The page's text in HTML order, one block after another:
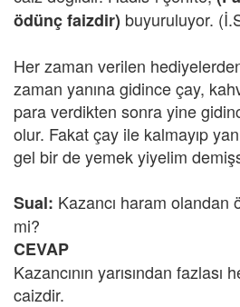
ödünç faizdir) buyuruluyor.
Her zaman verilen
zaman yanına gidince çay,
para verdikten sonra yine
olur. Fakat çay ile kalmayıp
gel bir de yemek yiyelim
Sual: Kazancı haram olandan
mi?
CEVAP
Kazancının yarısından fazlası
caizdir.